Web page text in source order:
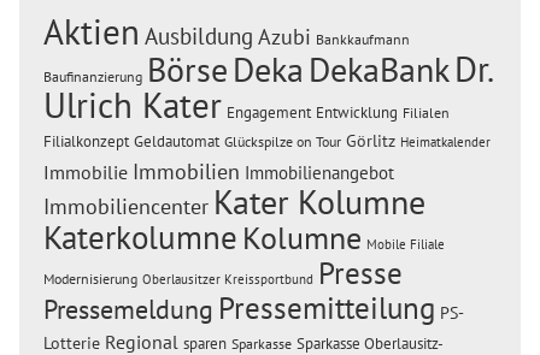
Aktien Ausbildung Azubi Bankkaufmann
Baufinanzierung BörseDeka DekaBankDr.
Ulrich Kater Engagement Entwicklung Filialen
Filialkonzept Geldautomat Glückspilze on Tour Görlitz Heimatkalender
Immobilie Immobilien Immobilienangebot
Immobiliencenter Kater Kolumne
Katerkolumne Kolumne Mobile Filiale
Modernisierung Oberlausitzer Kreissportbund Presse
Pressemeldung Pressemitteilung PS-
Lotterie Regional sparen Sparkasse Sparkasse Oberlausitz-